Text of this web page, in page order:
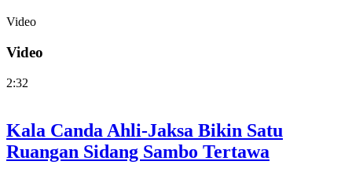
Video
Video
2:32
Kala Canda Ahli-Jaksa Bikin Satu
Ruangan Sidang Sambo Tertawa